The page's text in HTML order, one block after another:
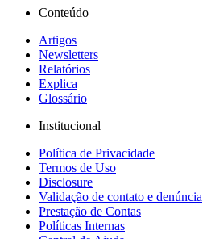
Conteúdo
Artigos
Newsletters
Relatórios
Explica
Glossário
Institucional
Política de Privacidade
Termos de Uso
Disclosure
Validação de contato e denúncia
Prestação de Contas
Políticas Internas